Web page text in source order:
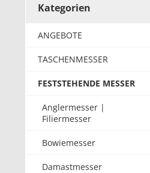
Kategorien
ANGEBOTE
TASCHENMESSER
FESTSTEHENDE MESSER
Anglermesser |
Filiermesser
Bowiemesser
Damastmesser